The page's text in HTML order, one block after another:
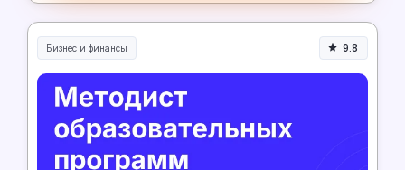
Бизнес и финансы 9.8